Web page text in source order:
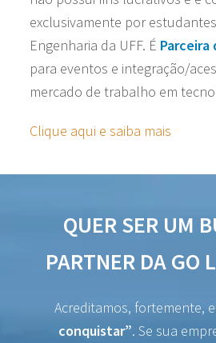
exclusivamente por
Engenharia da UFF. É Parceira
para eventos e integração/
mercado de trabalho em
Clique aqui e saiba mais
QUER SER UM
PARTNER DA GO
Acreditamos, fortemente,
conquistar”. Se sua